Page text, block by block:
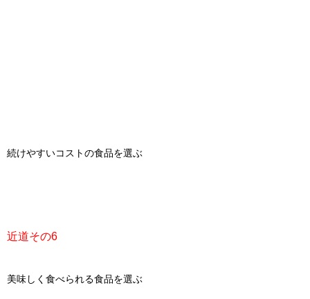
続けやすいコストの食品を選ぶ
近道その6
美味しく食べられる食品を選ぶ